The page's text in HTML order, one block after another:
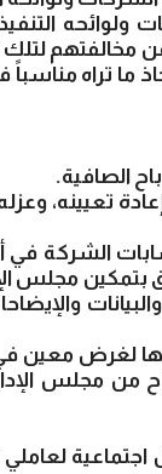
ولوائحه
لتلك
ما تراه
الصافية.
تعيينه،
الشركة في
مجلس
لغرض معين
من مجلس